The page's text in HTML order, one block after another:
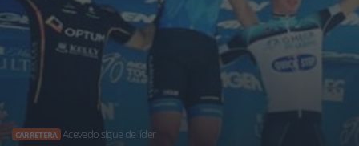
CARRETERA Acevedo sigue de líder